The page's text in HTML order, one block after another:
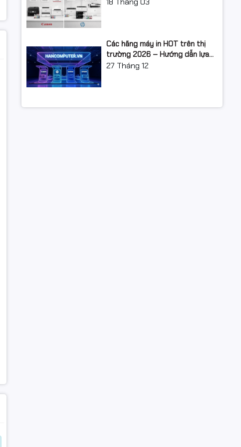
Các hãng máy in HOT trên thị
trường 2026 – Hướng dẫn lựa
chọn và so sánh chi tiết
27 Tháng 12